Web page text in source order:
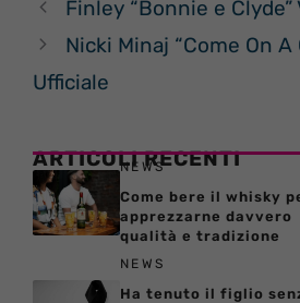
Finley “Bonnie e
Nicki Minaj “Come On A
Ufficiale
ARTICOLI RECENTI
NEWS
Come bere il whisky
apprezzarne davvero
qualità e tradizione
NEWS
Ha tenuto il figlio